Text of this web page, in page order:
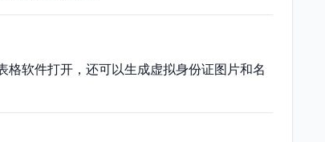
软件打开，还可以生成虚拟身份证图片和名